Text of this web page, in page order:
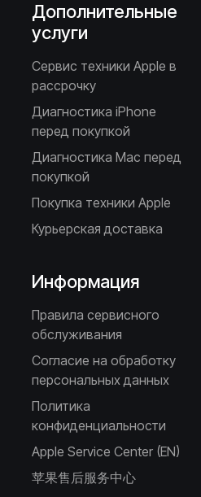
Дополнительные
услуги
Сервис техники Apple в
рассрочку
Диагностика iPhone
перед покупкой
Диагностика Mac перед
покупкой
Покупка техники Apple
Курьерская доставка
Информация
Правила сервисного
обслуживания
Согласие на обработку
персональных данных
Политика
конфиденциальности
Apple Service Center (EN)
苹果售后服务中心